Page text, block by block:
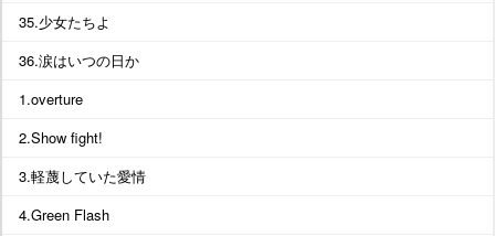
35.少女たちよ
36.涙はいつの日か
1.overture
2.Show fight!
3.軽蔑していた愛情
4.Green Flash